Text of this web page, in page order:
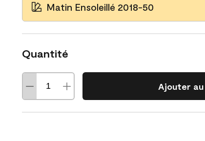
Matin Ensoleillé 2018-50
Quantité
Ajouter